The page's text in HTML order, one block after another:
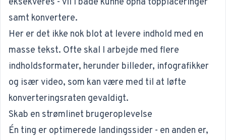
samt konvertere.
Her er det ikke nok blot at levere indhold med en
masse tekst. Ofte skal I arbejde med flere
indholdsformater, herunder billeder, infografikker
og især video, som kan være med til at løfte
konverteringsraten gevaldigt.
Skab en strømlinet brugeroplevelse
Én ting er optimerede landingssider - en anden er,